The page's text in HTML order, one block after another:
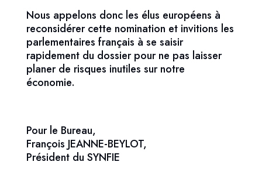
Nous appelons donc les élus européens à
reconsidérer cette nomination et invitions les
parlementaires français à se saisir
rapidement du dossier pour ne pas laisser
planer de risques inutiles sur notre
économie.
Pour le Bureau,
François JEANNE-BEYLOT,
Président du SYNFIE